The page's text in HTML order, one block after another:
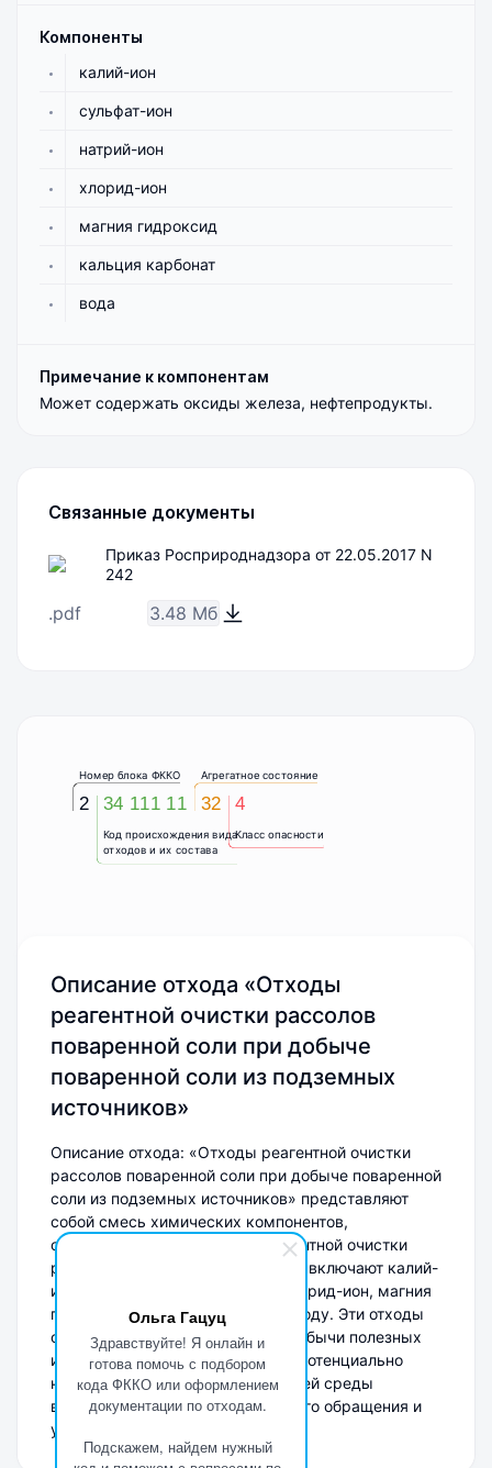
Ольга Гацуц
Здравствуйте! Я онлайн и
готова помочь с подбором
кода ФККО или оформлением
документации по отходам.
Подскажем, найдем нужный
Компоненты
калий-ион
сульфат-ион
натрий-ион
хлорид-ион
магния гидроксид
кальция карбонат
вода
Примечание к компонентам
Может содержать оксиды железа, нефтепродукты.
Связанные документы
Приказ Росприроднадзора от 22.05.2017 N
242
.pdf 3.48 Мб
2
Номер блока ФККО
Код происхождения вида
отходов и их состава
34 111 11
Агрегатное состояние
32
Класс опасности
4
Описание отхода «Отходы
реагентной очистки рассолов
поваренной соли при добыче
поваренной соли из подземных
источников»
Описание отхода: «Отходы реагентной очистки
рассолов поваренной соли при добыче поваренной
соли из подземных источников» представляют
собой смесь химических компонентов,
образующихся в процессе реагентной очистки
рассолов. Основные компоненты включают калий-
ион, сульфат-ион, натрий-ион, хлорид-ион, магния
гидроксид, кальция карбонат и воду. Эти отходы
относятся к категории отходов добычи полезных
ископаемых и могут содержать потенциально
неблагоприятные для окружающей среды
вещества, что требует аккуратного обращения и
утилизации.